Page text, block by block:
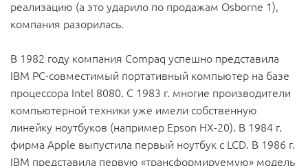
реализацию (а это ударило по продажам Osborne 1),
компания разорилась.
В 1982 году компания Compaq успешно представила
IBM PC-совместимый портативный компьютер на базе
процессора Intel 8080. С 1983 г. многие производители
компьютерной техники уже имели собственную
линейку ноутбуков (например Epson HX-20). В 1984 г.
фирма Apple выпустила первый ноутбук с LCD. В 1986 г.
IBM представила первую «трансформируемую» модель